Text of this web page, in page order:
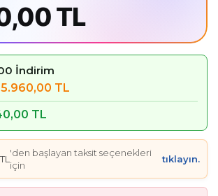
TL
İndirim
TL
TL
'den başlayan taksit seçenekleri
için
tıklayın.